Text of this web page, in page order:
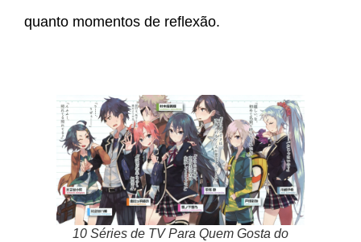
quanto momentos de reflexão.
10 Séries de TV Para Quem Gosta do